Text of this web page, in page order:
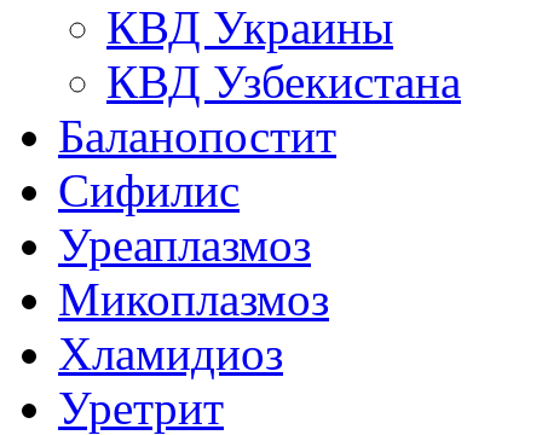
КВД Украины
КВД Узбекистана
Баланопостит
Сифилис
Уреаплазмоз
Микоплазмоз
Хламидиоз
Уретрит